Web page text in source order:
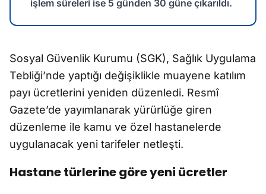
işlem süreleri ise 5 günden 30 güne çıkarıldı.
Sosyal Güvenlik Kurumu (SGK), Sağlık Uygulama
Tebliği’nde yaptığı değişiklikle muayene katılım
payı ücretlerini yeniden düzenledi. Resmî
Gazete’de yayımlanarak yürürlüğe giren
düzenleme ile kamu ve özel hastanelerde
uygulanacak yeni tarifeler netleşti.
Hastane türlerine göre yeni ücretler